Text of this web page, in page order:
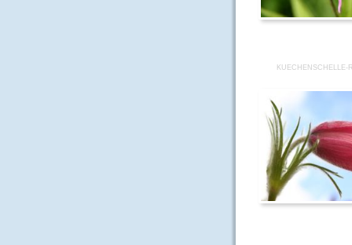
KUECHENSCHELLE-